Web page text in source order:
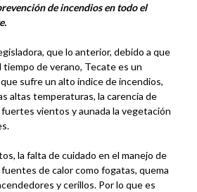
de incendios en todo el
que lo anterior, debido a que
tiempo de verano, Tecate es un
sufre un alto índice de incendios,
altas temperaturas, la carencia de
vientos y aunada la vegetación
la falta de cuidado en el manejo de
de calor como fogatas, quema
y cerillos. Por lo que es